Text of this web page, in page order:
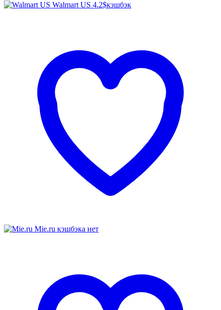
Walmart US 4.2$кэшбэк
Mie.ru кэшбэка нет